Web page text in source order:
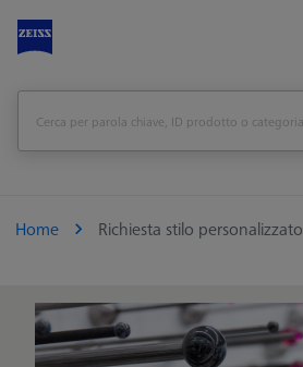
Home Richiesta stilo personalizzato